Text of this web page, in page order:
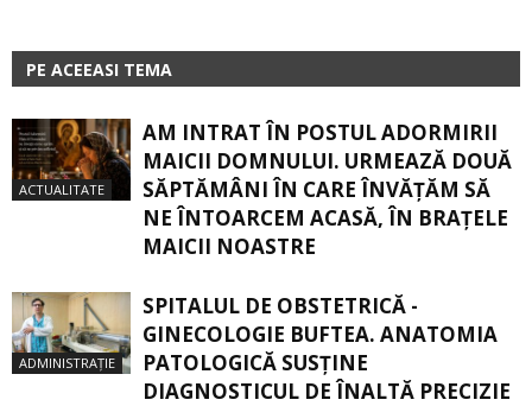
PE ACEEASI TEMA
ACTUALITATE
AM INTRAT ÎN POSTUL ADORMIRII
MAICII DOMNULUI. URMEAZĂ DOUĂ
SĂPTĂMÂNI ÎN CARE ÎNVĂŢĂM SĂ
NE ÎNTOARCEM ACASĂ, ÎN BRAŢELE
MAICII NOASTRE
ADMINISTRAȚIE
SPITALUL DE OBSTETRICĂ -
GINECOLOGIE BUFTEA. ANATOMIA
PATOLOGICĂ SUSŢINE
DIAGNOSTICUL DE ÎNALTĂ PRECIZIE